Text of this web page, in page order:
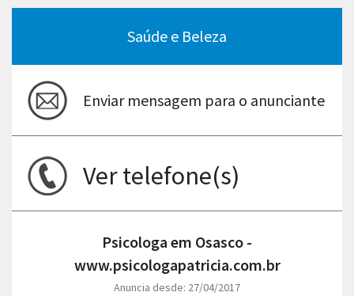
Saúde e Beleza
Enviar mensagem para o anunciante
Ver telefone(s)
Psicologa em Osasco -
www.psicologapatricia.com.br
Anuncia desde: 27/04/2017